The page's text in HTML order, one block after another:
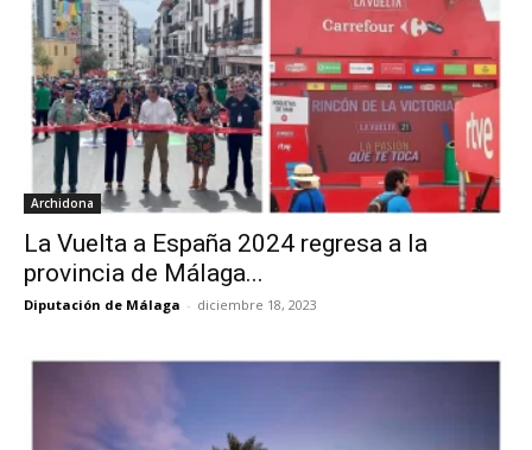
Archidona
La Vuelta a España 2024 regresa a la
provincia de Málaga...
Diputación de Málaga - diciembre 18, 2023